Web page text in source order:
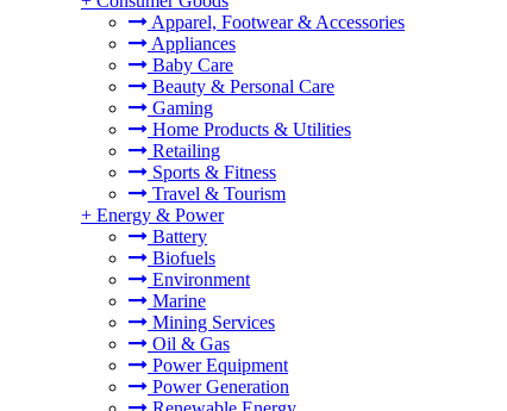
Apparel, Footwear & Accessories
Appliances
Baby Care
Beauty & Personal Care
Gaming
Home Products & Utilities
Retailing
Sports & Fitness
Travel & Tourism
+ Energy & Power
Battery
Biofuels
Environment
Marine
Mining Services
Oil & Gas
Power Equipment
Power Generation